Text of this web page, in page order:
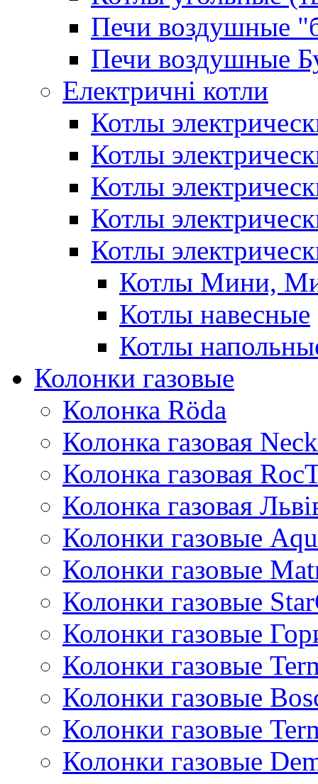
Печи воздушные
Печи воздушные
Електричні котли
Котлы
Котлы
Котлы
Котлы
Котлы
Котлы Мини,
Котлы навесные
Котлы
Колонки газовые
Колонка Rӧda
Колонка газовая
Колонка газовая
Колонка газовая
Колонки газовые
Колонки газовые
Колонки газовые
Колонки газовые
Колонки газовые
Колонки газовые
Колонки газовые
Колонки газовые